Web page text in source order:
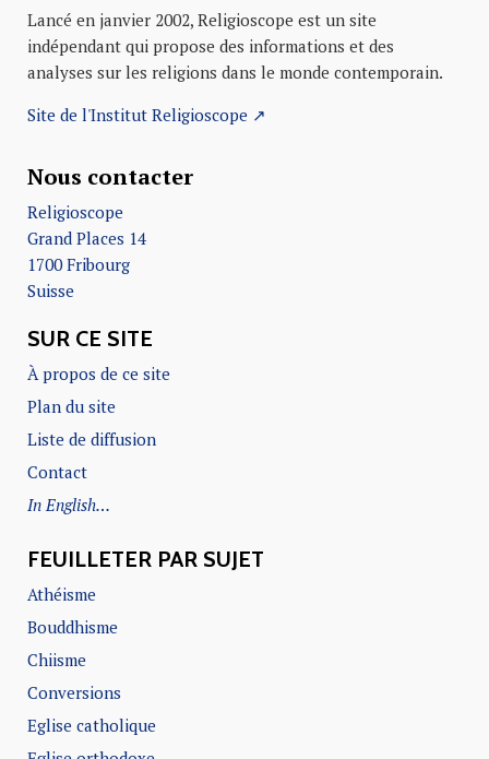
Lancé en janvier 2002, Religioscope est un site
indépendant qui propose des informations et des
analyses sur les religions dans le monde contemporain.
Site de l'Institut Religioscope ↗
Nous contacter
Religioscope
Grand Places 14
1700 Fribourg
Suisse
SUR CE SITE
À propos de ce site
Plan du site
Liste de diffusion
Contact
In English…
FEUILLETER PAR SUJET
Athéisme
Bouddhisme
Chiisme
Conversions
Eglise catholique